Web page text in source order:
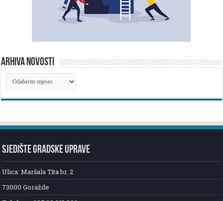
ARHIVA NOVOSTI
ARHIVA
NOVOSTI
SJEDIŠTE GRADSKE UPRAVE
Ulica: Maršala Tita br. 2
73000 Goražde